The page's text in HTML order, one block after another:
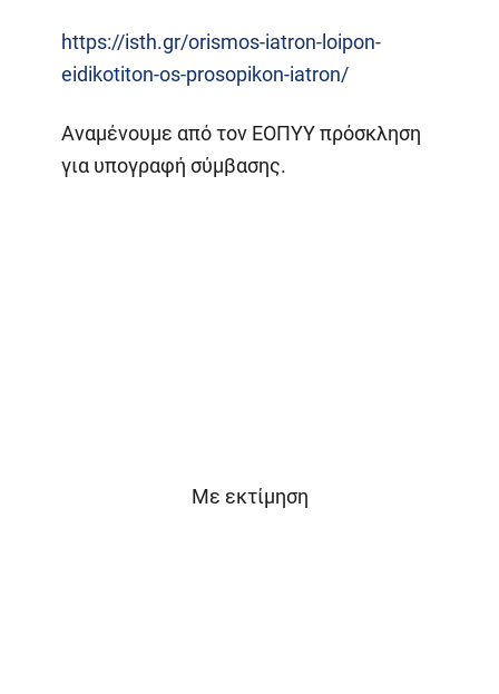
https://isth.gr/orismos-iatron-loipon-
eidikotiton-os-prosopikon-iatron/
Αναμένουμε από τον ΕΟΠΥΥ πρόσκληση
για υπογραφή σύμβασης.
Με εκτίμηση